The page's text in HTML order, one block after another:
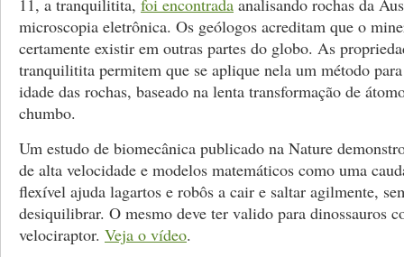
microscopia eletrônica. Os geólogos acreditam que o
certamente existir em outras partes do globo. As
tranquilitita permitem que se aplique nela um método
idade das rochas, baseado na lenta transformação de
chumbo.
Um estudo de biomecânica publicado na Nature
de alta velocidade e modelos matemáticos como uma
flexível ajuda lagartos e robôs a cair e saltar agilmente,
desiquilibrar. O mesmo deve ter valido para dinossauros
velociraptor. Veja o vídeo.